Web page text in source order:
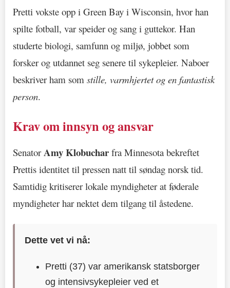
Pretti vokste opp i Green Bay i Wisconsin, hvor han
spilte fotball, var speider og sang i guttekor. Han
studerte biologi, samfunn og miljø, jobbet som
forsker og utdannet seg senere til sykepleier. Naboer
beskriver ham som stille, varmhjertet og en fantastisk
person.
Krav om innsyn og ansvar
SenatorAmy Klobuchar fra Minnesota bekreftet
Prettis identitet til pressen natt til søndag norsk tid.
Samtidig kritiserer lokale myndigheter at føderale
myndigheter har nektet dem tilgang til åstedene.
Dette vet vi nå:
Pretti (37) var amerikansk statsborger
og intensivsykepleier ved et